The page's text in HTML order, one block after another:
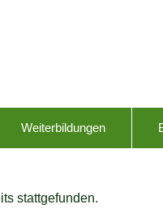
Weiterbildungen
stattgefunden.